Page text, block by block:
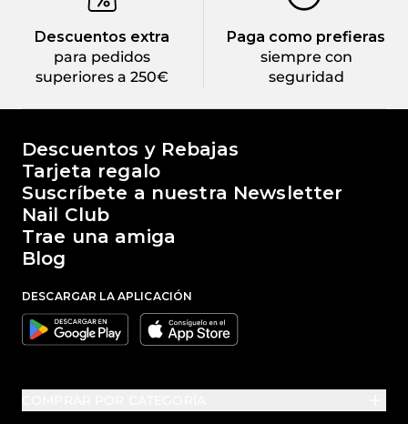
Descuentos extra
para pedidos
superiores a 250€
Paga como prefieras
siempre con
seguridad
El mundo de Passione Beauty
Descuentos y Rebajas
Tarjeta regalo
Suscríbete a nuestra Newsletter
Nail Club
Trae una amiga
Blog
DESCARGAR LA APLICACIÓN
Google Apple